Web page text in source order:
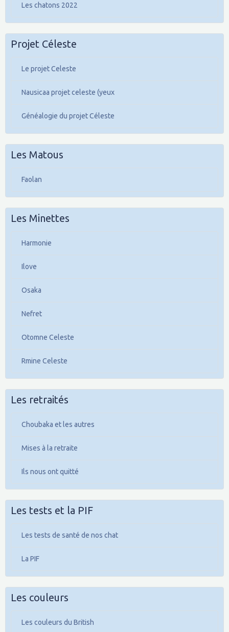
Les chatons 2022
Projet Céleste
Le projet Celeste
Nausicaa projet celeste (yeux
Généalogie du projet Céleste
Les Matous
Faolan
Les Minettes
Harmonie
Ilove
Osaka
Nefret
Otomne Celeste
Rmine Celeste
Les retraités
Choubaka et les autres
Mises à la retraite
Ils nous ont quitté
Les tests et la PIF
Les tests de santé de nos chat
La PIF
Les couleurs
Les couleurs du British